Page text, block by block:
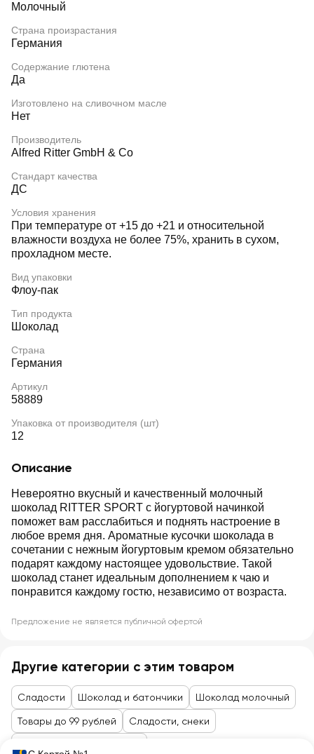
Молочный
Страна произрастания
Германия
Содержание глютена
Да
Изготовлено на сливочном масле
Нет
Производитель
Alfred Ritter GmbH & Co
Стандарт качества
ДС
Условия хранения
При температуре от +15 до +21 и относительной
влажности воздуха не более 75%, хранить в сухом,
прохладном месте.
Вид упаковки
Флоу-пак
Тип продукта
Шоколад
Страна
Германия
Артикул
58889
Упаковка от производителя (шт)
12
Описание
Невероятно вкусный и качественный молочный
шоколад RITTER SPORT с йогуртовой начинкой
поможет вам расслабиться и поднять настроение в
любое время дня. Ароматные кусочки шоколада в
сочетании с нежным йогуртовым кремом обязательно
подарят каждому настоящее удовольствие. Такой
шоколад станет идеальным дополнением к чаю и
понравится каждому гостю, независимо от возраста.
Предложение не является публичной офертой
Другие категории с этим товаром
Сладости Шоколад и батончики Шоколад молочный
Товары до 99 рублей Сладости, снеки